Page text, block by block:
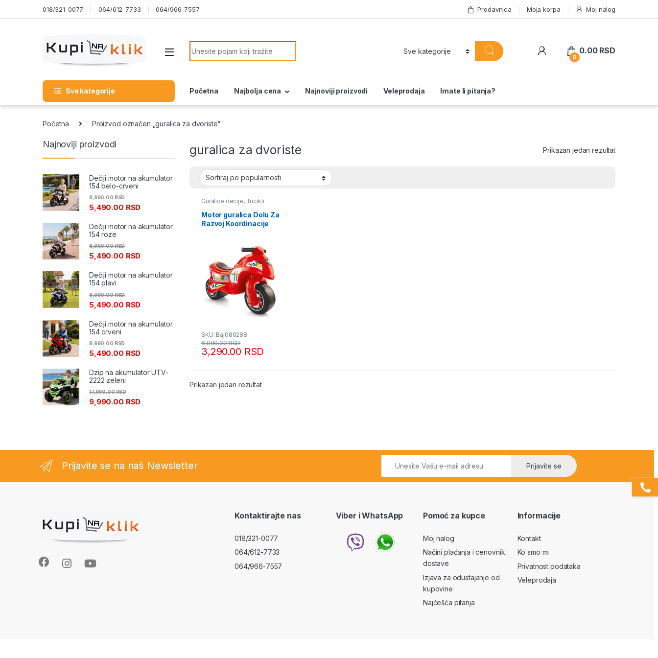
Skip to navigation018/321-0077 064/612-7733 064/966-7557 Prodavnica Moja korpa Moj nalog
Search for:
0
0.00 RSD
Sve kategorije Početna Najbolja cena Najnoviji proizvodi Veleprodaja Imate li pitanja?
Početna Proizvod označen „guralica za dvoriste“
guralica za dvoriste Prikazan jedan rezultat
Guralice decije, Tricikli
šetalice i guralice
Motor guralica Dolu Za
Razvoj Koordinacije
SKU: Baj080288
3,290.00 RSD
6,990.00RSD
Prikazan jedan rezultat
Najnoviji proizvodi
Dečiji motor na akumulator
154 belo-crveni
5,490.00 RSD
8,990.00RSD
Dečiji motor na akumulator
154 roze
5,490.00 RSD
8,990.00RSD
Dečiji motor na akumulator
154 plavi
5,490.00 RSD
8,990.00RSD
Dečiji motor na akumulator
154 crveni
5,490.00 RSD
8,990.00RSD
Dzip na akumulator UTV-
2222 zeleni
9,990.00 RSD
17,990.00RSD
Prijavite se na naš Newsletter Prijavite se
Kontaktirajte nas
018/321-0077
064/612-7733
064/966-7557
Viber i WhatsApp Pomoć za kupce
Moj nalog
Načini plaćanja i cenovnik
dostave
Izjava za odustajanje od
kupovine
Najčešća pitanja
Informacije
Kontakt
Ko smo mi
Privatnost podataka
Veleprodaja